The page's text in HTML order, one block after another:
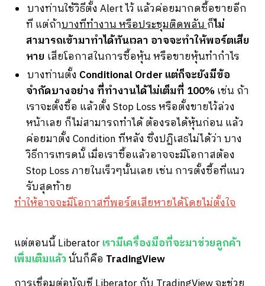
บางท่านใช้วิธีตั้ง Alert ไว้ แล้วค่อยมากดซื้อขายอีก
ที แต่ถ้าบางทีทำงาน หรือประชุมติดพลันก็ไม่
สามารถเข้ามาทำได้ทันเวลา อาจจะทำให้พอร์ตเสีย
หาย เสียโอกาสในการซื้อหุ้น หรือขายหุ้นทำกำไร
บางท่านตั้ง Conditional Order แต่ก็จะยังมีข้อ
จำกัดบางอย่าง ที่ทำงานได้ไม่เต็มที่ 100%เช่น ถ้า
เราจะตั้งซื้อ แล้วตั้ง Stop Loss หรือตั้งขายไว้ล่วง
หน้าเลย ก็ไม่สามารถทำได้ ต้องรอได้หุ้นก่อน แล้ว
ค่อยมาตั้ง Condition ทีหลัง ซึ่งปฏิเสธไม่ได้ว่า บาง
วิธีการเทรดนั้ เมื่อเราซื้อแล้วอาจจะมีโอกาสต้อง
Stop Loss ภายในเร็วๆนั้นเลย เช่น การตั้งซื้อที่แนว
รับสุดท้าย
ทำให้อาจจะมีโอกาสที่พอร์ตเสียหายได้โดยไม่ตั้งใจ
แต่ตอนนี้ Liberatorเรามีเครื่องมือที่จะมาช่วยลูกค้า
เพิ่มเติมแล้วนั่นก็คือ TradingView